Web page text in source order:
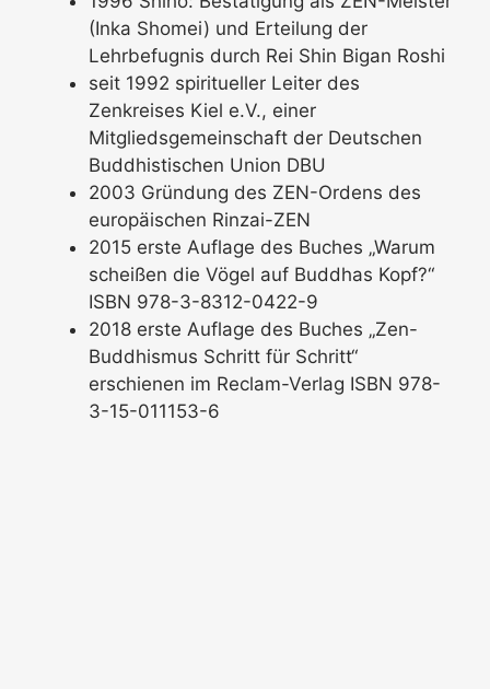
(Inka Shomei) und Erteilung der
Lehrbefugnis durch Rei Shin Bigan Roshi
seit 1992 spiritueller Leiter des
Zenkreises Kiel e.V., einer
Mitgliedsgemeinschaft der Deutschen
Buddhistischen Union DBU
2003 Gründung des ZEN-Ordens des
europäischen Rinzai-ZEN
2015 erste Auflage des Buches „Warum
scheißen die Vögel auf Buddhas Kopf?“
ISBN 978-3-8312-0422-9
2018 erste Auflage des Buches „Zen-
Buddhismus Schritt für Schritt“
erschienen im Reclam-Verlag ISBN 978-
3-15-011153-6